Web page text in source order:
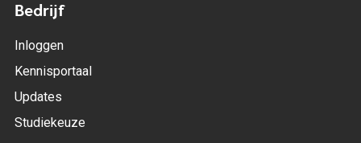
Bedrijf
Inloggen
Kennisportaal
Updates
Studiekeuze